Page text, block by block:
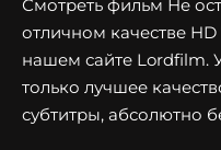
Смотреть фильм Не
отличном качестве
нашем сайте Lordfilm.
только лучшее
субтитры, абсолютно